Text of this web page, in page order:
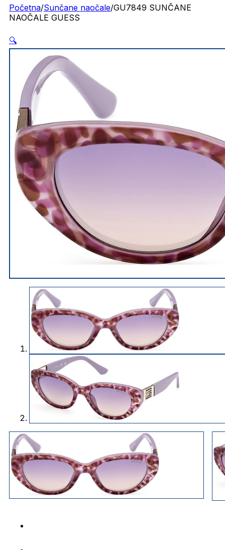
Početna/Sunčane naočale/GU7849 SUNČANE
NAOČALE GUESS
🔍